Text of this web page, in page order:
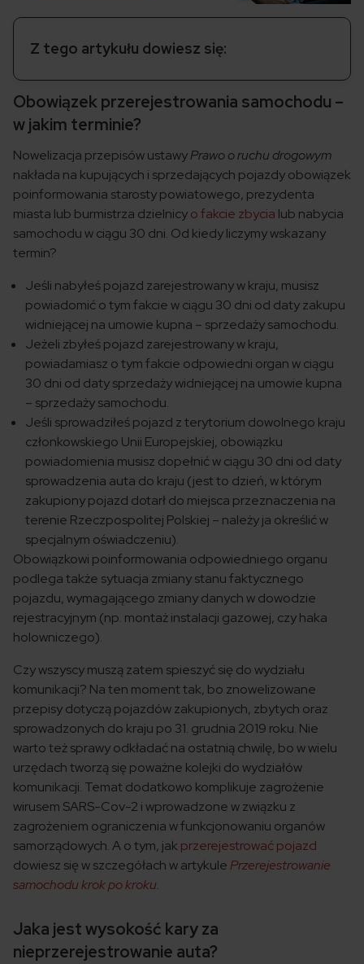
Z tego artykułu dowiesz się:
Obowiązek przerejestrowania samochodu –
w jakim terminie?
Nowelizacja przepisów ustawyPrawo o ruchu drogowym
nakłada na kupujących i sprzedających pojazdy obowiązek
poinformowania starosty powiatowego, prezydenta
miasta lub burmistrza dzielnicyo fakcie zbycia lub nabycia
samochodu w ciągu 30 dni. Od kiedy liczymy wskazany
termin?
Jeśli nabyłeś pojazd zarejestrowany w kraju, musisz
powiadomić o tym fakcie w ciągu 30 dni od daty zakupu
widniejącej na umowie kupna – sprzedaży samochodu.
Jeżeli zbyłeś pojazd zarejestrowany w kraju,
powiadamiasz o tym fakcie odpowiedni organ w ciągu
30 dni od daty sprzedaży widniejącej na umowie kupna
– sprzedaży samochodu.
Jeśli sprowadziłeś pojazd z terytorium dowolnego kraju
członkowskiego Unii Europejskiej, obowiązku
powiadomienia musisz dopełnić w ciągu 30 dni od daty
sprowadzenia auta do kraju (jest to dzień, w którym
zakupiony pojazd dotarł do miejsca przeznaczenia na
terenie Rzeczpospolitej Polskiej – należy ja określić w
specjalnym oświadczeniu).
Obowiązkowi poinformowania odpowiedniego organu
podlega także sytuacja zmiany stanu faktycznego
pojazdu, wymagającego zmiany danych w dowodzie
rejestracyjnym (np. montaż instalacji gazowej, czy haka
holowniczego).
Czy wszyscy muszą zatem spieszyć się do wydziału
komunikacji? Na ten moment tak, bo znowelizowane
przepisy dotyczą pojazdów zakupionych, zbytych oraz
sprowadzonych do kraju po 31. grudnia 2019 roku. Nie
warto też sprawy odkładać na ostatnią chwilę, bo w wielu
urzędach tworzą się poważne kolejki do wydziałów
komunikacji. Temat dodatkowo komplikuje zagrożenie
wirusem SARS-Cov-2 i wprowadzone w związku z
zagrożeniem ograniczenia w funkcjonowaniu organów
samorządowych. A o tym, jak przerejestrować pojazd
dowiesz się w szczegółach w artykulePrzerejestrowanie
samochodu krok po kroku.
Jaka jest wysokość kary za
nieprzerejestrowanie auta?